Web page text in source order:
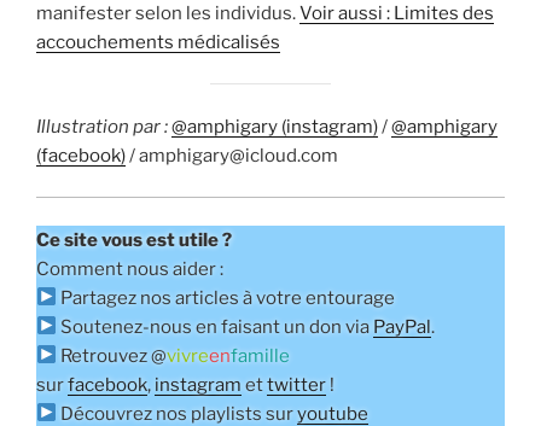
manifester selon les individus.Voir aussi : Limites des
accouchements médicalisés
Illustration par :@amphigary (instagram)/@amphigary
(facebook)/ amphigary@icloud.com
Ce site vous est utile ?
Comment nous aider :
Partagez nos articles à votre entourage
Soutenez-nous en faisant un don via PayPal.
Retrouvez @vivreenfamille
surfacebook, instagram ettwitter !
Découvrez nos playlists suryoutube